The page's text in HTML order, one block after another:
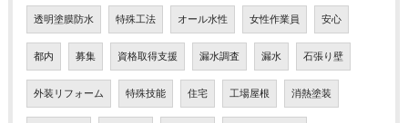
透明塗膜防水 特殊工法 オール水性 女性作業員 安心
都内 募集 資格取得支援 漏水調査 漏水 石張り壁
外装リフォーム 特殊技能 住宅 工場屋根 消熱塗装